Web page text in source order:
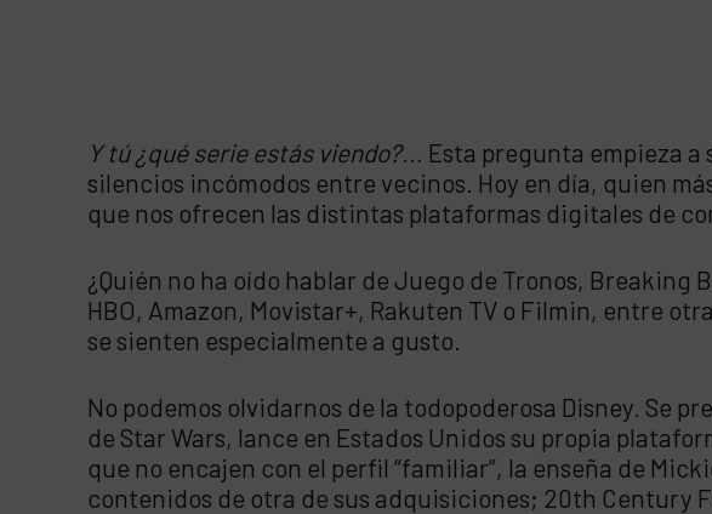
Y tú ¿qué serie estás viendo?… Esta pregunta empieza a
silencios incómodos entre vecinos. Hoy en día, quien
que nos ofrecen las distintas plataformas digitales de
¿Quién no ha oído hablar de Juego de Tronos,
HBO, Amazon, Movistar+, Rakuten TV o Filmin, entre
se sienten especialmente a gusto.
No podemos olvidarnos de la todopoderosa Disney. Se
de Star Wars, lance en Estados Unidos su propia
que no encajen con el perfil “familiar”, la enseña de
contenidos de otra de sus adquisiciones; 20th Century